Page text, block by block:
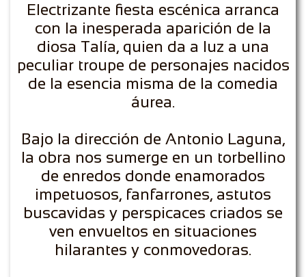
Electrizante fiesta escénica arranca
con la inesperada aparición de la
diosa Talía, quien da a luz a una
peculiar troupe de personajes nacidos
de la esencia misma de la comedia
áurea.
Bajo la dirección de Antonio Laguna,
la obra nos sumerge en un torbellino
de enredos donde enamorados
impetuosos, fanfarrones, astutos
buscavidas y perspicaces criados se
ven envueltos en situaciones
hilarantes y conmovedoras.